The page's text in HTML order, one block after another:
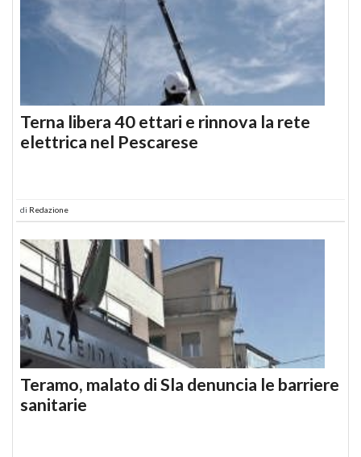
Terna libera 40 ettari e rinnova la rete
elettrica nel Pescarese
di Redazione
Teramo, malato di Sla denuncia le barriere
sanitarie